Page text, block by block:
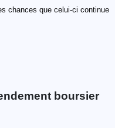
chances que celui-ci continue
boursier